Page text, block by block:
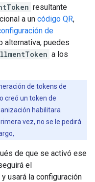
resultante
a un código QR,
de
alternativa, puedes
a los
de tokens de
creó un token de
habilitara
vez, no se le pedirá
de que se activó ese
el
usará la configuración